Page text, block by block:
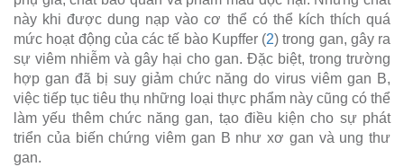
này khi được dung nạp vào cơ thể có thể kích thích quá
mức hoạt động của các tế bào Kupffer (2) trong gan, gây ra
sự viêm nhiễm và gây hại cho gan. Đặc biệt, trong trường
hợp gan đã bị suy giảm chức năng do virus viêm gan B,
việc tiếp tục tiêu thụ những loại thực phẩm này cũng có thể
làm yếu thêm chức năng gan, tạo điều kiện cho sự phát
triển của biến chứng viêm gan B như xơ gan và ung thư
gan.